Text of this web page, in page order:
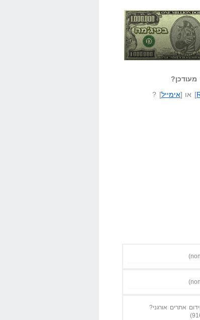
שאל שאלה
] או [אימייל] ?
אתרים אורגני?